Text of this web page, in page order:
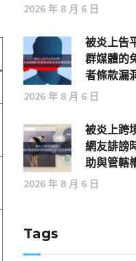
2026 年 8 月 6 日
被炎上告
群媒體的
者條款漏
2026 年 8 月 6 日
被炎上跨
網友誹謗
助與管轄
2026 年 8 月 6 日
Tags